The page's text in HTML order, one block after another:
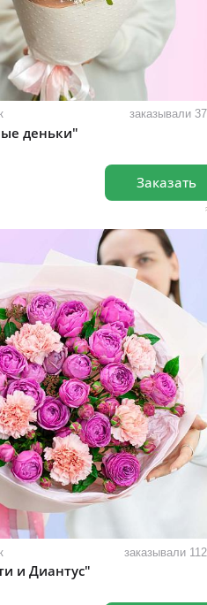
заказывали
деньки"
Заказать
заказывали
и Диантус"